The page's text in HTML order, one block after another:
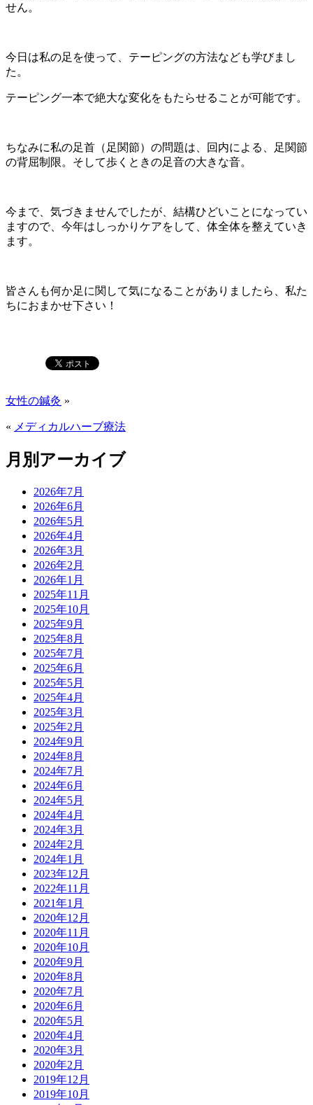
せん。
今日は私の足を使って、テーピングの方法なども学びまし
た。
テーピング一本で絶大な変化をもたらせることが可能です。
ちなみに私の足首（足関節）の問題は、回内による、足関節
の背屈制限。そして歩くときの足音の大きな音。
今まで、気づきませんでしたが、結構ひどいことになってい
ますので、今年はしっかりケアをして、体全体を整えていき
ます。
皆さんも何か足に関して気になることがありましたら、私た
ちにおまかせ下さい！
女性の鍼灸 »
« メディカルハーブ療法
月別アーカイブ
2026年7月
2026年6月
2026年5月
2026年4月
2026年3月
2026年2月
2026年1月
2025年11月
2025年10月
2025年9月
2025年8月
2025年7月
2025年6月
2025年5月
2025年4月
2025年3月
2025年2月
2024年9月
2024年8月
2024年7月
2024年6月
2024年5月
2024年4月
2024年3月
2024年2月
2024年1月
2023年12月
2022年11月
2021年1月
2020年12月
2020年11月
2020年10月
2020年9月
2020年8月
2020年7月
2020年6月
2020年5月
2020年4月
2020年3月
2020年2月
2019年12月
2019年10月